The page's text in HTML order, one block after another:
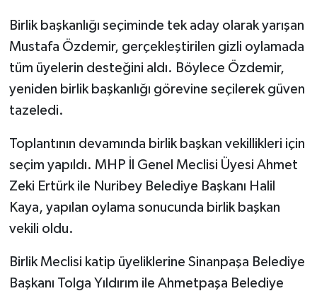
Birlik başkanlığı seçiminde tek aday olarak yarışan
Mustafa Özdemir, gerçekleştirilen gizli oylamada
tüm üyelerin desteğini aldı. Böylece Özdemir,
yeniden birlik başkanlığı görevine seçilerek güven
tazeledi.
Toplantının devamında birlik başkan vekillikleri için
seçim yapıldı. MHP İl Genel Meclisi Üyesi Ahmet
Zeki Ertürk ile Nuribey Belediye Başkanı Halil
Kaya, yapılan oylama sonucunda birlik başkan
vekili oldu.
Birlik Meclisi katip üyeliklerine Sinanpaşa Belediye
Başkanı Tolga Yıldırım ile Ahmetpaşa Belediye